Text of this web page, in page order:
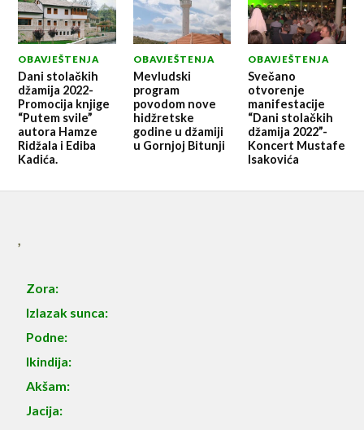
OBAVJEŠTENJA
Dani stolačkih
džamija 2022-
Promocija knjige
“Putem svile”
autora Hamze
Ridžala i Ediba
Kadića.
OBAVJEŠTENJA
Mevludski
program
povodom nove
hidžretske
godine u džamiji
u Gornjoj Bitunji
OBAVJEŠTENJA
Svečano
otvorenje
manifestacije
“Dani stolačkih
džamija 2022”-
Koncert Mustafe
Isakovića
,
Zora:
Izlazak sunca:
Podne:
Ikindija:
Akšam:
Jacija: